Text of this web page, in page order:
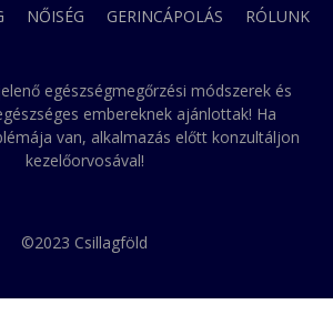
NŐISÉG GERINCÁPOLÁS RÓLUNK
egészségmegőrzési módszerek és
embereknek ajánlottak! Ha
van, alkalmazás előtt konzultáljon
kezelőorvosával!
©2023 Csillagföld